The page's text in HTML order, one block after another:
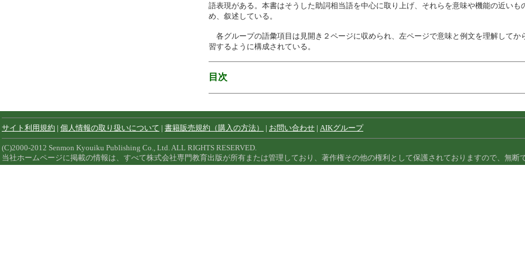
語表現がある。本書はそうした助詞相当語を中心に取り上げ、それらを意味や機能の近いも
め、叙述している。
各グループの語彙項目は見開き２ページに収められ、左ページで意味と例文を理解してか
習するように構成されている。
目次
サイト利用規約 | 個人情報の取り扱いについて | 書籍販売規約（購入の方法） | お問い合わせ | AIKグループ
(C)2000-2012 Senmon Kyouiku Publishing Co., Ltd. ALL RIGHTS RESERVED.
当社ホームページに掲載の情報は、すべて株式会社専門教育出版が所有または管理しており、著作権その他の権利として保護されておりますので、無